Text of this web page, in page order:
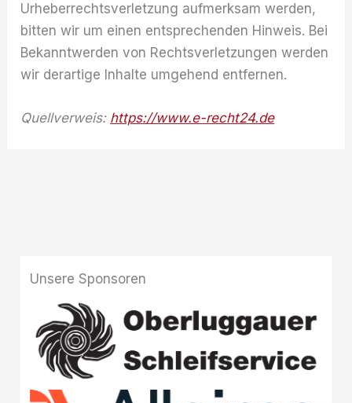
Urheberrechtsverletzung aufmerksam werden,
bitten wir um einen entsprechenden Hinweis. Bei
Bekanntwerden von Rechtsverletzungen werden
wir derartige Inhalte umgehend entfernen.
Quellverweis: https://www.e-recht24.de
Unsere Sponsoren